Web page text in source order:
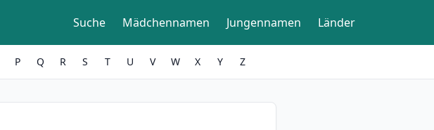
Suche Mädchennamen Jungennamen Länder
P Q R S T U V W X Y Z